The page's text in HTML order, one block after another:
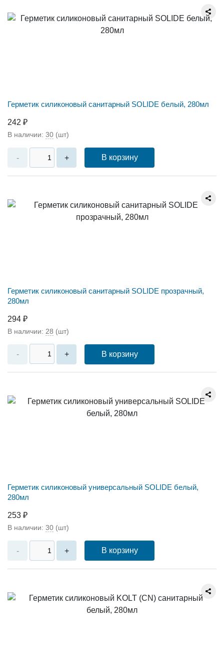
Герметик силиконовый санитарный SOLIDE белый, 280мл
242 ₽
В наличии: 30 (шт)
- + В корзину
Герметик силиконовый санитарный SOLIDE прозрачный,
280мл
294 ₽
В наличии: 28 (шт)
- + В корзину
Герметик силиконовый универсальный SOLIDE белый,
280мл
253 ₽
В наличии: 30 (шт)
- + В корзину